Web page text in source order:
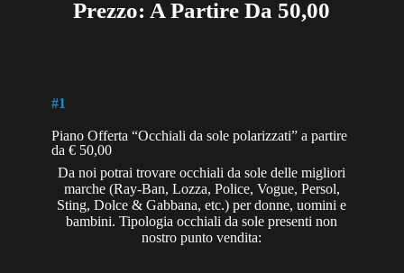
Prezzo: A Partire Da 50,00
#1
Piano Offerta “Occhiali da sole polarizzati” a partire
da € 50,00
Da noi potrai trovare occhiali da sole delle migliori
marche (Ray-Ban, Lozza, Police, Vogue, Persol,
Sting, Dolce & Gabbana, etc.) per donne, uomini e
bambini. Tipologia occhiali da sole presenti non
nostro punto vendita: